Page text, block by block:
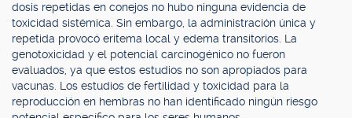
dosis repetidas en conejos no hubo ninguna evidencia de
toxicidad sistémica. Sin embargo, la administración única y
repetida provocó eritema local y edema transitorios. La
genotoxicidad y el potencial carcinogénico no fueron
evaluados, ya que estos estudios no son apropiados para
vacunas. Los estudios de fertilidad y toxicidad para la
reproducción en hembras no han identificado ningún riesgo